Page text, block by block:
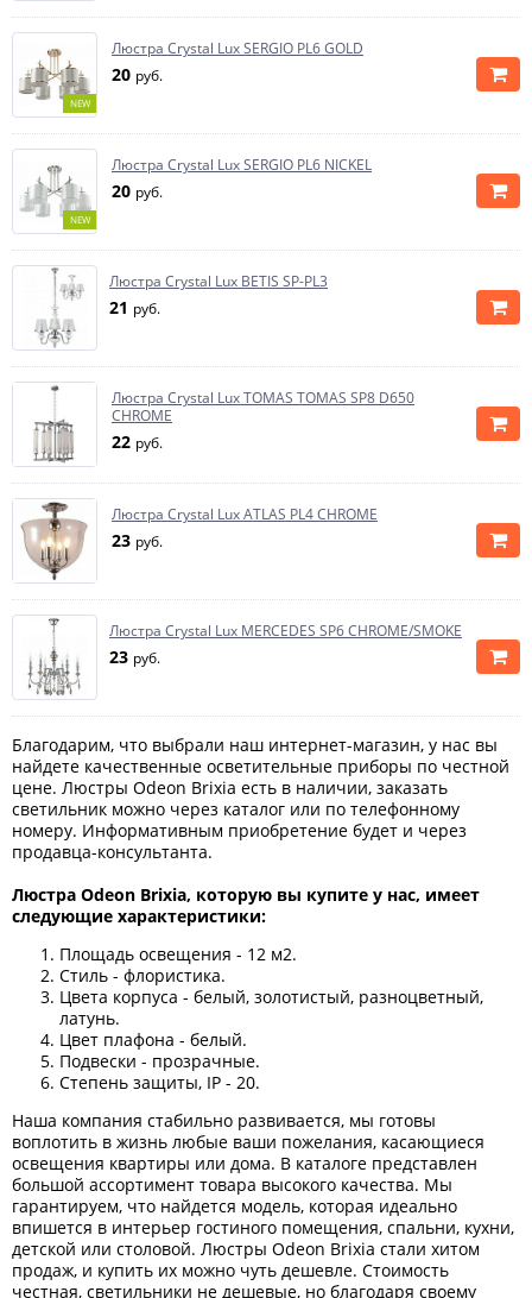
NEW
Люстра Crystal Lux SERGIO PL6 GOLD
20 руб.
NEW
Люстра Crystal Lux SERGIO PL6 NICKEL
20 руб.
Люстра Crystal Lux BETIS SP-PL3
21 руб.
Люстра Crystal Lux TOMAS TOMAS SP8 D650
CHROME
22 руб.
Люстра Crystal Lux ATLAS PL4 CHROME
23 руб.
Люстра Crystal Lux MERCEDES SP6 CHROME/SMOKE
23 руб.
Благодарим, что выбрали наш интернет-магазин, у нас вы
найдете качественные осветительные приборы по честной
цене. Люстры Odeon Brixia есть в наличии, заказать
светильник можно через каталог или по телефонному
номеру. Информативным приобретение будет и через
продавца-консультанта.
Люстра Odeon Brixia, которую вы купите у нас, имеет
следующие характеристики:
Площадь освещения - 12 м2.
Стиль - флористика.
Цвета корпуса - белый, золотистый, разноцветный,
латунь.
Цвет плафона - белый.
Подвески - прозрачные.
Степень защиты, IP - 20.
Наша компания стабильно развивается, мы готовы
воплотить в жизнь любые ваши пожелания, касающиеся
освещения квартиры или дома. В каталоге представлен
большой ассортимент товара высокого качества. Мы
гарантируем, что найдется модель, которая идеально
впишется в интерьер гостиного помещения, спальни, кухни,
детской или столовой. Люстры Odeon Brixia стали хитом
продаж, и купить их можно чуть дешевле. Стоимость
честная, светильники не дешевые, но благодаря своему